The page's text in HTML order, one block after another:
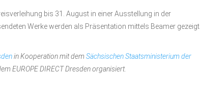
bis 31. August in einer Ausstellung in der
Werke werden als Präsentation mittels Beamer gezeigt.
in Kooperation mit dem Sächsischen Staatsministerium der
EUROPE DIRECT Dresden organisiert.